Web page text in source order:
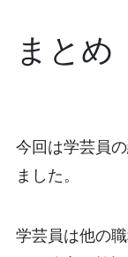
まとめ
今回は学芸員
ました。
学芸員は他の